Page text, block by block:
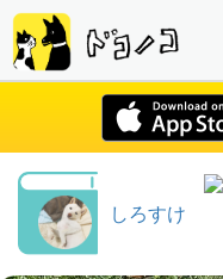
しろすけ